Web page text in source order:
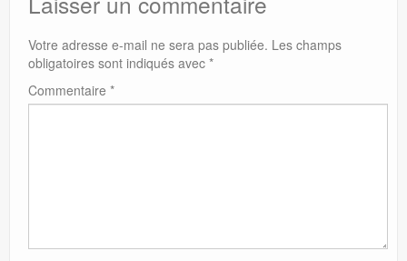
Votre adresse e-mail ne sera pas publiée. Les champs
obligatoires sont indiqués avec *
Commentaire *